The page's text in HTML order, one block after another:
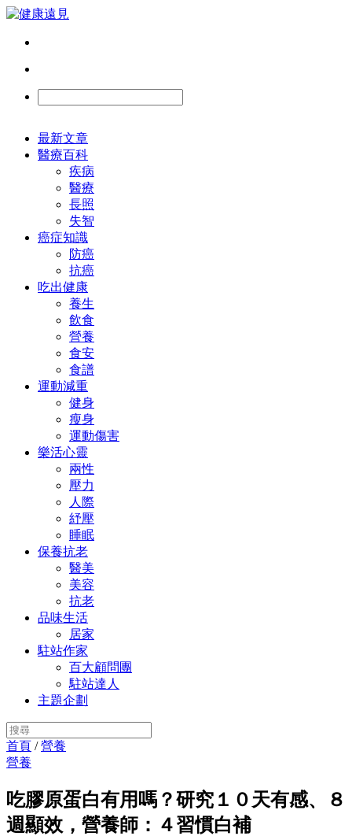
最新文章
醫療百科
疾病
醫療
長照
失智
癌症知識
防癌
抗癌
吃出健康
養生
飲食
營養
食安
食譜
運動減重
健身
瘦身
運動傷害
樂活心靈
兩性
壓力
人際
紓壓
睡眠
保養抗老
醫美
美容
抗老
品味生活
居家
駐站作家
百大顧問團
駐站達人
主題企劃
首頁 /營養
營養
吃膠原蛋白有用嗎？研究１０天有感、８
週顯效，營養師：４習慣白補